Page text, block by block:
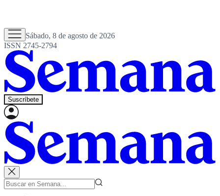
Sábado, 8 de agosto de 2026
ISSN 2745-2794
Suscríbete